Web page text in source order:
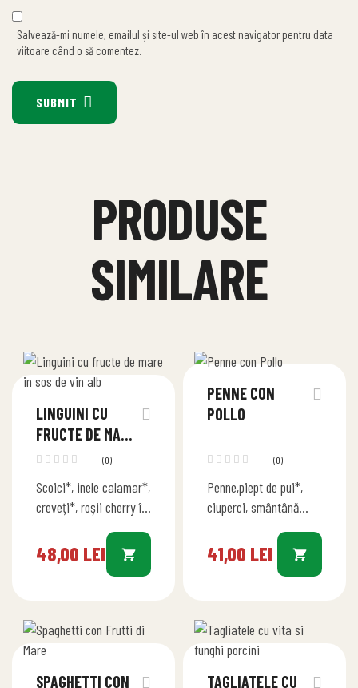
Salvează-mi numele, emailul și site-ul web în acest navigator pentru data
viitoare când o să comentez.
SUBMIT
PRODUSE
SIMILARE
LINGUINI CU
FRUCTE DE MARE
IN SOS DE VIN
(0)
Scoici*, inele calamar*,
creveți*, roșii cherry în
usturoi & lămâie
Cantitate: 450g
48,00 LEI
PENNE CON
POLLO
(0)
Penne,piept de pui*,
ciuperci, smântână
Cantitate: 400g
41,00 LEI
SPAGHETTI CON
TAGLIATELE CU